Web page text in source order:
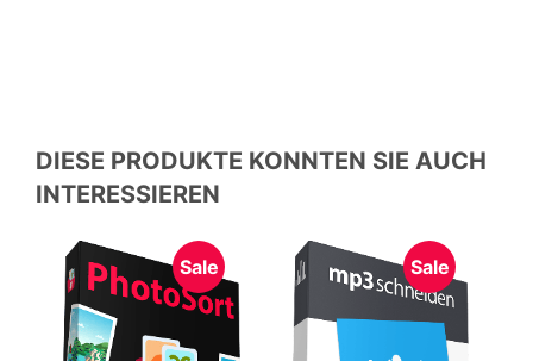
DIESE PRODUKTE KONNTEN SIE AUCH
INTERESSIEREN
Sale Sale